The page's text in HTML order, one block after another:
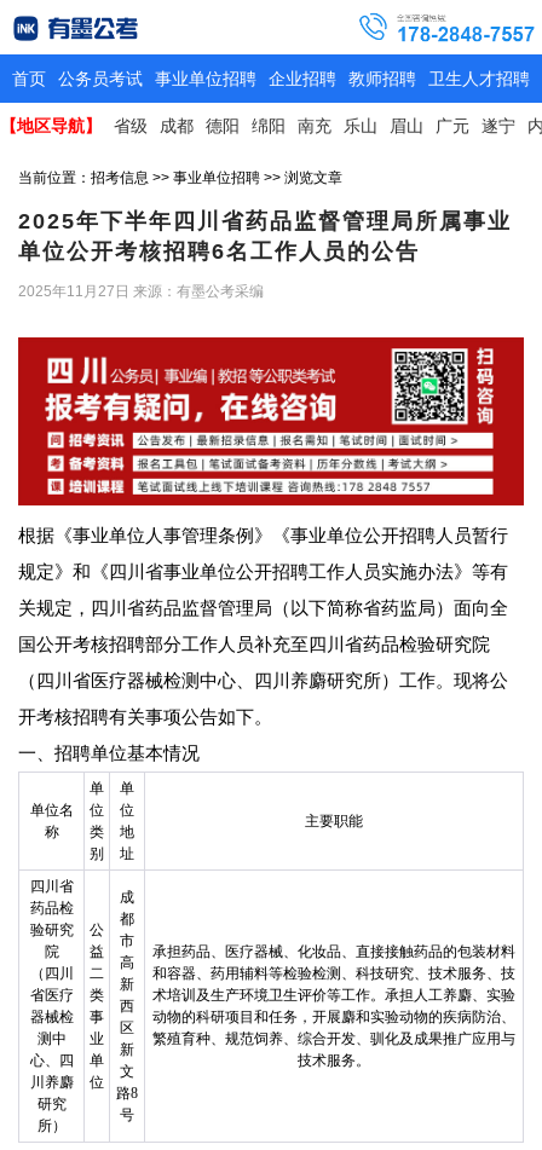
首页 公务员考试 事业单位招聘 企业招聘 教师招聘 卫生人才招聘
【地区导航】 省级 成都 德阳 绵阳 南充 乐山 眉山 广元 遂宁
当前位置： 招考信息 >> 事业单位招聘 >> 浏览文章
2025年下半年四川省药品监督管理局所属事业
单位公开考核招聘6名工作人员的公告
2025年11月27日 来源：有墨公考采编
根据《事业单位人事管理条例》《事业单位公开招聘人员暂行
规定》和《四川省事业单位公开招聘工作人员实施办法》等有
关规定，四川省药品监督管理局（以下简称省药监局）面向全
国公开考核招聘部分工作人员补充至四川省药品检验研究院
（四川省医疗器械检测中心、四川养麝研究所）工作。现将公
开考核招聘有关事项公告如下。
一、招聘单位基本情况
单位名
称
单
位
类
别
单
位
地
址
主要职能
四川省
药品检
验研究
院
（四川
省医疗
器械检
测中
心、四
川养麝
研究
所）
公
益
二
类
事
业
单
位
成
都
市
高
新
西
区
新
文
路8
号
承担药品、医疗器械、化妆品、直接接触药品的包装材料
和容器、药用辅料等检验检测、科技研究、技术服务、技
术培训及生产环境卫生评价等工作。承担人工养麝、实验
动物的科研项目和任务，开展麝和实验动物的疾病防治、
繁殖育种、规范饲养、综合开发、驯化及成果推广应用与
技术服务。